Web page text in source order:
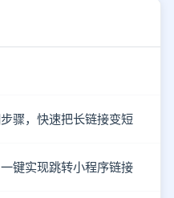
骤，快速把长链接变短
键实现跳转小程序链接